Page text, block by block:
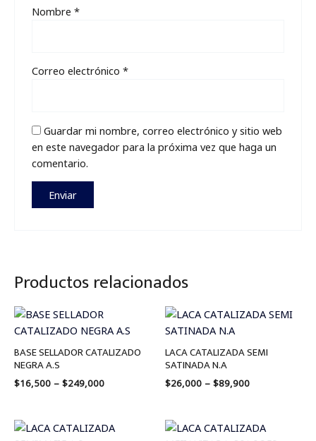
Nombre*
Correo electrónico*
Guardar mi nombre, correo electrónico y sitio web
en este navegador para la próxima vez que haga un
comentario.
Productos relacionados
BASE SELLADOR CATALIZADO
NEGRA A.S
$16,500 – $249,000
$16,500
through
$249,000
LACA CATALIZADA SEMI
SATINADA N.A
$26,000 – $89,900
Price
through
$89,900
Price
Price